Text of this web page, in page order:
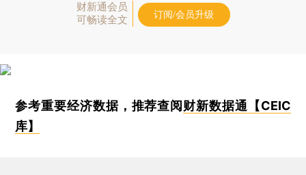
财新通会员
可畅读全文
订阅/会员升级
参考重要经济数据，推荐查阅 财新数据通【CEIC
库】